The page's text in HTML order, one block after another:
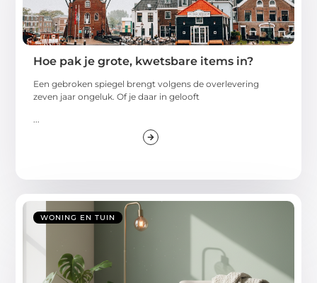
Hoe pak je grote, kwetsbare items in?
Een gebroken spiegel brengt volgens de overlevering
zeven jaar ongeluk. Of je daar in gelooft
...
WONING EN TUIN